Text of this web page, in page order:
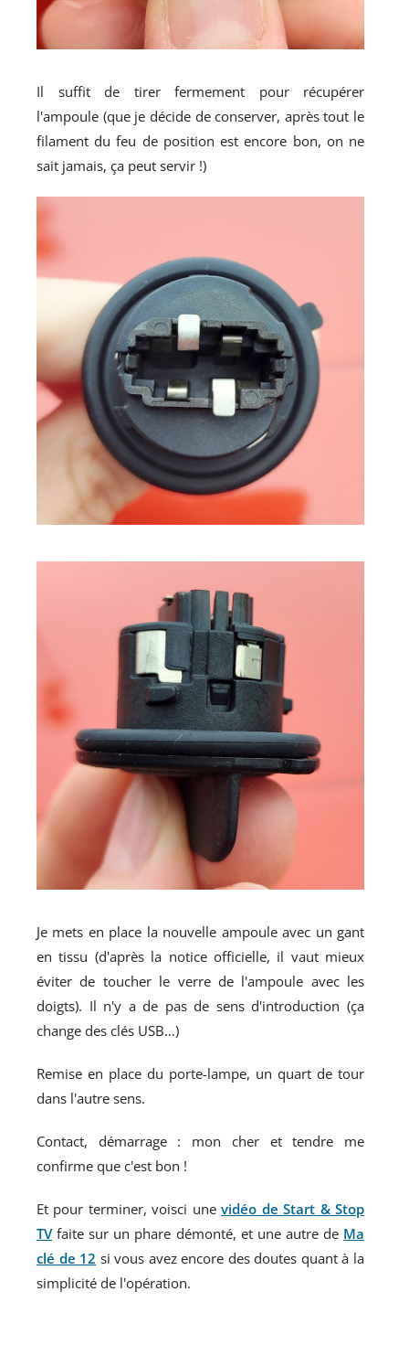
Il suffit de tirer fermement pour récupérer
l'ampoule (que je décide de conserver, après tout le
filament du feu de position est encore bon, on ne
sait jamais, ça peut servir !)
Je mets en place la nouvelle ampoule avec un gant
en tissu (d'après la notice officielle, il vaut mieux
éviter de toucher le verre de l'ampoule avec les
doigts). Il n'y a de pas de sens d'introduction (ça
change des clés USB…)
Remise en place du porte-lampe, un quart de tour
dans l'autre sens.
Contact, démarrage : mon cher et tendre me
confirme que c'est bon !
Et pour terminer, voisci unevidéo de Start & Stop
TVfaite sur un phare démonté, et une autre de Ma
clé de 12 si vous avez encore des doutes quant à la
simplicité de l'opération.